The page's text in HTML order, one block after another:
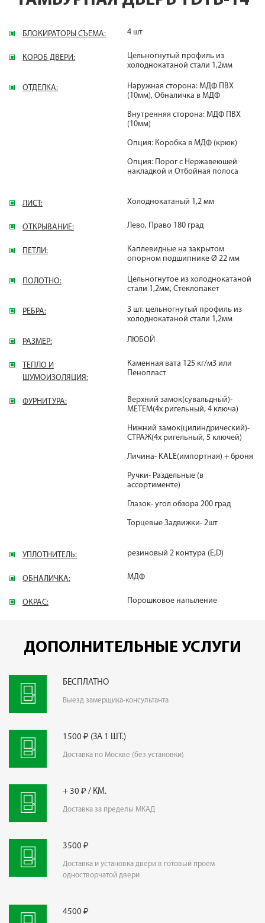
БЛОКИРАТОРЫ СЪЕМА: 4 шт
КОРОБ ДВЕРИ:
Цельногнутый профиль из
холоднокатаной стали 1,2мм
ОТДЕЛКА:
Наружная сторона: МДФ ПВХ
(10мм), Обналичка в МДФ
Внутренняя сторона: МДФ ПВХ
(10мм)
Опция: Коробка в МДФ (крюк)
Опция: Порог с Нержавеющей
накладкой и Отбойная полоса
ЛИСТ: Холоднокатаный 1,2 мм
ОТКРЫВАНИЕ: Лево, Право 180 град
ПЕТЛИ:
Каплевидные на закрытом
опорном подшипнике Ø 22 мм
ПОЛОТНО:
Цельногнутое из холоднокатаной
стали 1,2мм, Стеклопакет
РЕБРА:
3 шт. цельногнутый профиль из
холоднокатаной стали 1,2мм
РАЗМЕР: ЛЮБОЙ
ТЕПЛО И
ШУМОИЗОЛЯЦИЯ:
Каменная вата 125 кг/м3 или
Пенопласт
ФУРНИТУРА:
Верхний замок(сувальдный)-
МЕТЕМ(4х ригельный, 4 ключа)
Нижний замок(цилиндрический)-
СТРАЖ(4х ригельный, 5 ключей)
Личина- KALE(импортная) + броня
Ручки- Раздельные (в
ассортименте)
Глазок- угол обзора 200 град
Торцевые Задвижки- 2шт
УПЛОТНИТЕЛЬ: резиновый 2 контура (E,D)
ОБНАЛИЧКА: МДФ
ОКРАС: Порошковое напыление
ДОПОЛНИТЕЛЬНЫЕ УСЛУГИ
БЕСПЛАТНО
Выезд замерщика-консультанта
1500 ₽ (ЗА 1 ШТ.)
Доставка по Москве (без установки)
+ 30 ₽ / КМ.
Доставка за пределы МКАД
3500 ₽
Доставка и установка двери в готовый проем
одностворчатой двери
4500 ₽